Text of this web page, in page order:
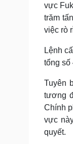
vực
trăm
việc rò
Lệnh
tổng số
Tuyên
tương
Chính
vực
quyết.